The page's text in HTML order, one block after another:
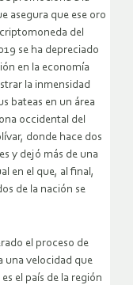
asegura que ese oro
del
se ha depreciado
en la economía
la inmensidad
bateas en un área
occidental del
donde hace dos
y dejó más de una
en el que, al final,
de la nación se
el proceso de
una velocidad que
el país de la región